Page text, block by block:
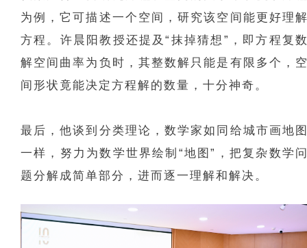
为例，它可描述一个空间，研究该空间能更好理
方程。许晨阳教授还提及“抹掉猜想”，即方程复
解空间曲率为负时，其整数解只能是有限多个，
间形状竟能决定方程解的数量，十分神奇。
最后，他谈到分类理论，数学家如同给城市画地
一样，努力为数学世界绘制“地图”，把复杂数学
题分解成简单部分，进而逐一理解和解决。